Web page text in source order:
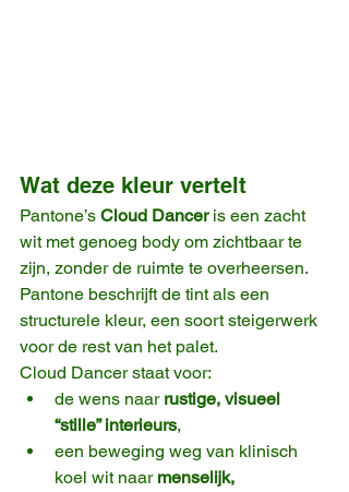
Wat deze kleur vertelt
Pantone’s Cloud Dancer is een zacht
wit met genoeg body om zichtbaar te
zijn, zonder de ruimte te overheersen.
Pantone beschrijft de tint als een
structurele kleur, een soort steigerwerk
voor de rest van het palet.
Cloud Dancer staat voor:
de wens naar rustige, visueel
“stille” interieurs,
een beweging weg van klinisch
koel wit naar menselijk,